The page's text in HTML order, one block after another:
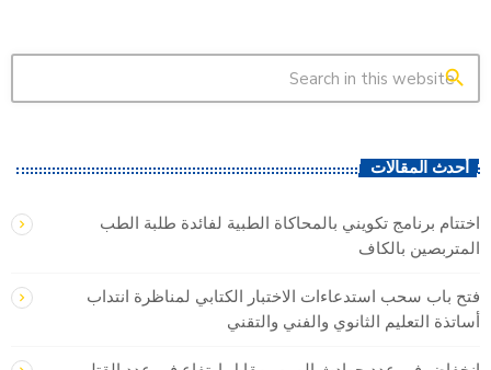
search
أحدث المقالات
اختتام برنامج تكويني بالمحاكاة الطبية لفائدة طلبة الطب
المتربصين بالكاف
فتح باب سحب استدعاءات الاختبار الكتابي لمناظرة انتداب
أساتذة التعليم الثانوي والفني والتقني